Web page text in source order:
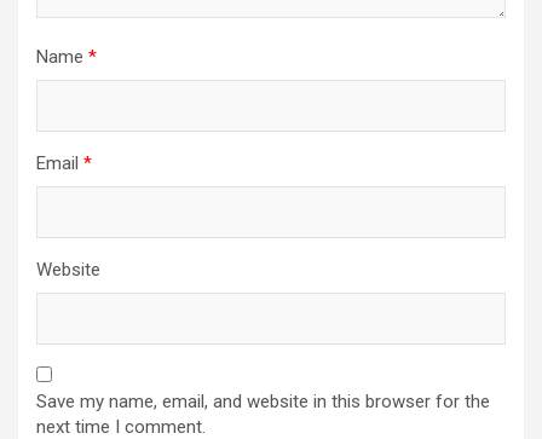
Name *
Email *
Website
Save my name, email, and website in this browser for the
next time I comment.